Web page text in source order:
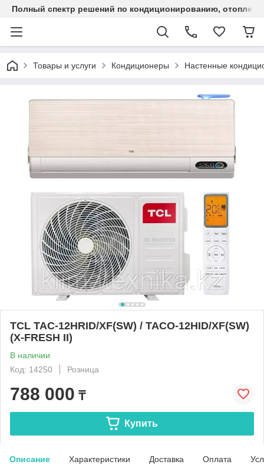
Полный спектр решений по кондиционированию,
Товары и услуги Кондиционеры Настенные
TCL TAC-12HRID/XF(SW) / TACO-12HID/XF(SW)
(X-FRESH II)
В наличии
Код: 14250
Розница
788 000 ₸
Купить
Описание Характеристики Доставка Оплата